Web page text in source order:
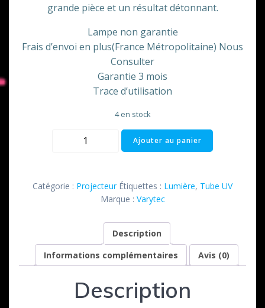
grande pièce et un résultat détonnant.
Lampe non garantie
Frais d’envoi en plus(France Métropolitaine) Nous
Consulter
Garantie 3 mois
Trace d’utilisation
4 en stock
quantité
400
special
Ajouter au panier
Catégorie : Projecteur Étiquettes : Lumière, Tube UV
Marque : Varytec
Description
Informations complémentaires
Avis (0)
Description